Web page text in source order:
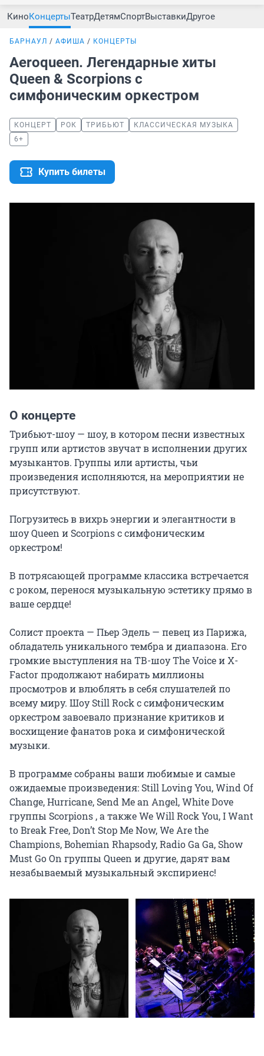
КиноКонцертыТеатрДетямСпортВыставкиДругое
БАРНАУЛ АФИША КОНЦЕРТЫ
Aeroqueen. Легендарные хиты
Queen & Scorpions с
симфоническим оркестром
КОНЦЕРТ РОК ТРИБЬЮТ
КЛАССИЧЕСКАЯ МУЗЫКА
6+
Купить билеты
О концерте
Трибьют-шоу — шоу, в котором песни известных
групп или артистов звучат в исполнении других
музыкантов. Группы или артисты, чьи
произведения исполняются, на мероприятии не
присутствуют.
Погрузитесь в вихрь энергии и элегантности в
шоу Queen и Scorpions с симфоническим
оркестром!
В потрясающей программе классика встречается
с роком, перенося музыкальную эстетику прямо в
ваше сердце!
Солист проекта — Пьер Эдель — певец из Парижа,
обладатель уникального тембра и диапазона. Его
громкие выступления на ТВ-шоу The Voice и X-
Factor продолжают набирать миллионы
просмотров и влюблять в себя слушателей по
всему миру. Шоу Still Rock с симфоническим
оркестром завоевало признание критиков и
восхищение фанатов рока и симфонической
музыки.
В программе собраны ваши любимые и самые
ожидаемые произведения: Still Loving You, Wind Of
Change, Hurricane, Send Me an Angel, White Dove
группы Scorpions , а также We Will Rock You, I Want
to Break Free, Don’t Stop Me Now, We Are the
Champions, Bohemian Rhapsody, Radio Ga Ga, Show
Must Go On группы Queen и другие, дарят вам
незабываемый музыкальный экспириенс!